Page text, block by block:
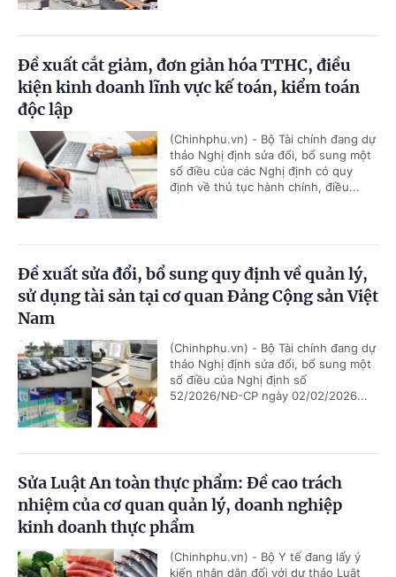
Đề xuất cắt giảm, đơn giản hóa TTHC, điều
kiện kinh doanh lĩnh vực kế toán, kiểm toán
độc lập
(Chinhphu.vn) - Bộ Tài chính đang dự
thảo Nghị định sửa đổi, bổ sung một
số điều của các Nghị định có quy
định về thủ tục hành chính, điều...
Đề xuất sửa đổi, bổ sung quy định về quản lý,
sử dụng tài sản tại cơ quan Đảng Cộng sản Việt
Nam
(Chinhphu.vn) - Bộ Tài chính đang dự
thảo Nghị định sửa đổi, bổ sung một
số điều của Nghị định số
52/2026/NĐ-CP ngày 02/02/2026...
Sửa Luật An toàn thực phẩm: Đề cao trách
nhiệm của cơ quan quản lý, doanh nghiệp
kinh doanh thực phẩm
(Chinhphu.vn) - Bộ Y tế đang lấy ý
kiến nhân dân đối với dự thảo Luật